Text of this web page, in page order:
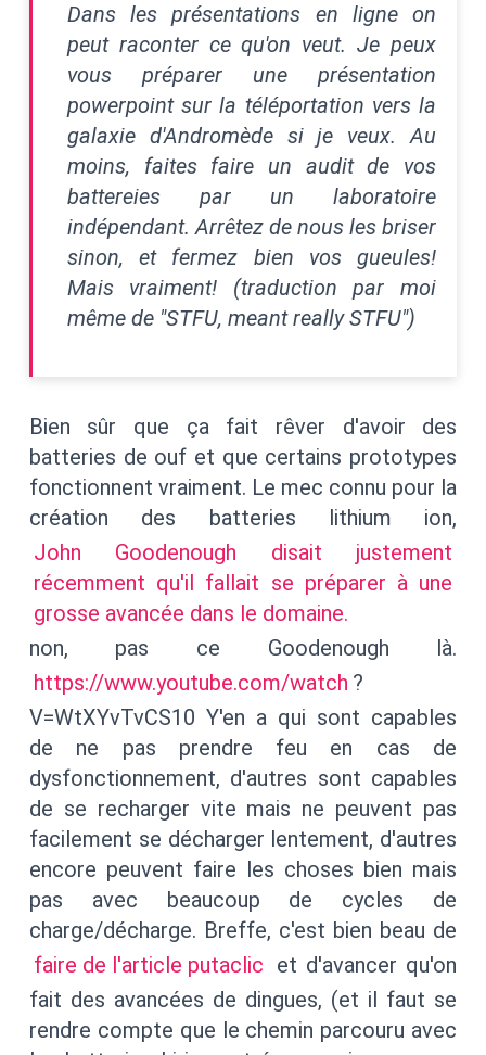
Dans les présentations en ligne on
peut raconter ce qu'on veut. Je peux
vous préparer une présentation
powerpoint sur la téléportation vers la
galaxie d'Andromède si je veux. Au
moins, faites faire un audit de vos
battereies par un laboratoire
indépendant. Arrêtez de nous les briser
sinon, et fermez bien vos gueules!
Mais vraiment! (traduction par moi
même de "STFU, meant really STFU")
Bien sûr que ça fait rêver d'avoir des
batteries de ouf et que certains prototypes
fonctionnent vraiment. Le mec connu pour la
création des batteries lithium ion,
John Goodenough disait justement
récemment qu'il fallait se préparer à une
grosse avancée dans le domaine.
non, pas ce Goodenough là.
https://www.youtube.com/watch ?
V=WtXYvTvCS10 Y'en a qui sont capables
de ne pas prendre feu en cas de
dysfonctionnement, d'autres sont capables
de se recharger vite mais ne peuvent pas
facilement se décharger lentement, d'autres
encore peuvent faire les choses bien mais
pas avec beaucoup de cycles de
charge/décharge. Breffe, c'est bien beau de
faire de l'article putaclic et d'avancer qu'on
fait des avancées de dingues, (et il faut se
rendre compte que le chemin parcouru avec